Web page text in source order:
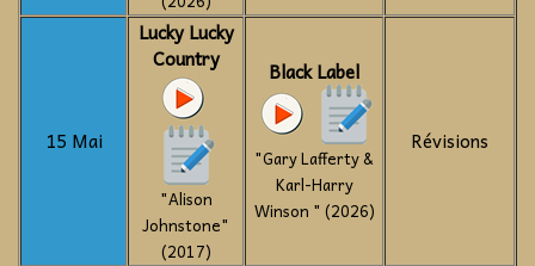
15 Mai
Lucky Lucky
Country
"Alison
Johnstone"
(2017)
Black Label
"Gary Lafferty &
Karl-Harry
Winson " (2026)
Révisions